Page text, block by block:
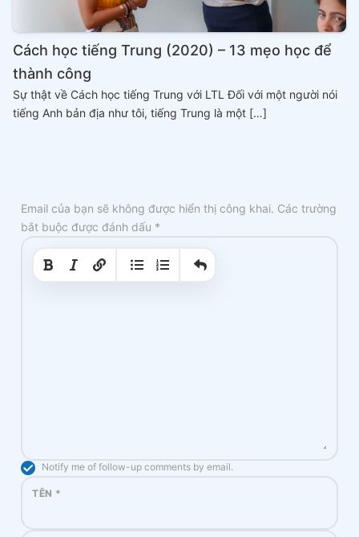
Cách học tiếng Trung (2020) – 13 mẹo học để
thành công
Sự thật về Cách học tiếng Trung với LTL Đối với một người nói
tiếng Anh bản địa như tôi, tiếng Trung là một […]
Email của bạn sẽ không được hiển thị công khai. Các trường
bắt buộc được đánh dấu *
Notify me of follow-up comments by email.
TÊN *